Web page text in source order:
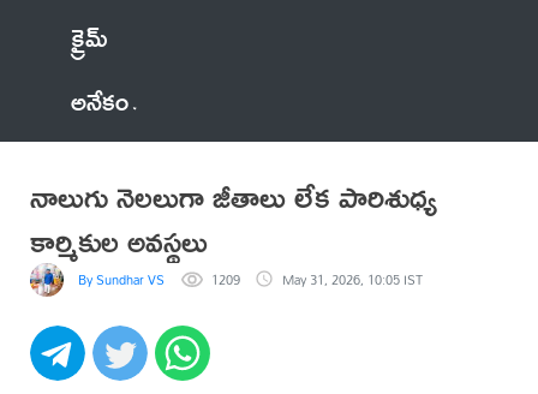
క్రైమ్
అనేకం
నాలుగు నెలలుగా జీతాలు లేక పారిశుధ్య
కార్మికుల అవస్థలు
By Sundhar VS 1209 May 31, 2026, 10:05 IST